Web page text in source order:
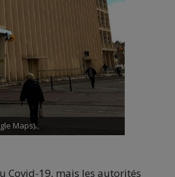
Maps)
Covid-19, mais les autorités